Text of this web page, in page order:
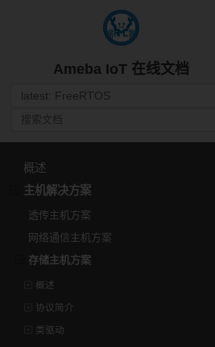
Ameba IoT 在线文档
latest: FreeRTOS
概述
主机解决方案
透传主机方案
网络通信主机方案
存储主机方案
概述
协议简介
类驱动